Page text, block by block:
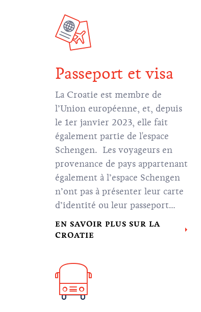
Passeport et visa
La Croatie est membre de
l’Union européenne, et, depuis
le 1er janvier 2023, elle fait
également partie de l'espace
Schengen. Les voyageurs en
provenance de pays appartenant
également à l’espace Schengen
n’ont pas à présenter leur carte
d’identité ou leur passeport
lorsqu’ils voyagent vers ou
depuis la Croatie depuis des pays
Schengen.
EN SAVOIR PLUS SUR LA
CROATIE